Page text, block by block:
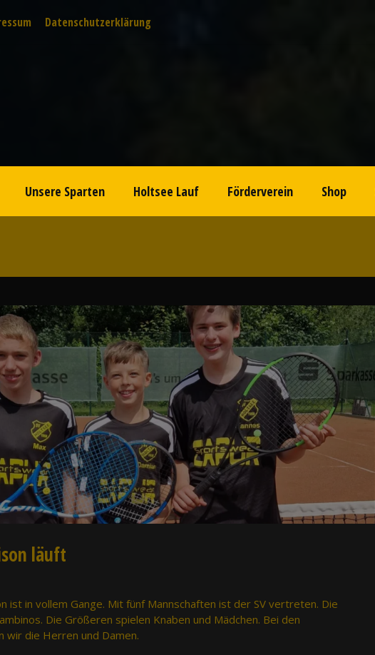
Datenschutzerklärung
Unsere Sparten Holtsee Lauf Förderverein Shop
läuft
ist in vollem Gange. Mit fünf Mannschaften ist der SV vertreten. Die
Die Größeren spielen Knaben und Mädchen. Bei den
wir die Herren und Damen.